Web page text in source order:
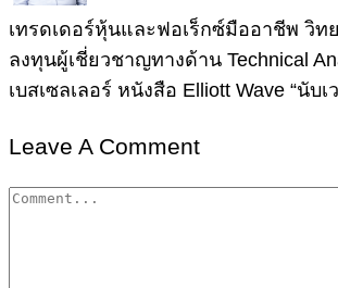
เทรดเดอร์หุ้นและฟอเร็กซ์มืออาชีพ วิท
ลงทุนผู้เชี่ยวชาญทางด้าน Technical
เบสเซลเลอร์ หนังสือ Elliott Wave “นับเ
Leave A Comment
Comment